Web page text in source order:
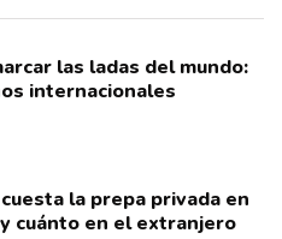
las ladas del mundo:
internacionales
la prepa privada en
cuánto en el extranjero